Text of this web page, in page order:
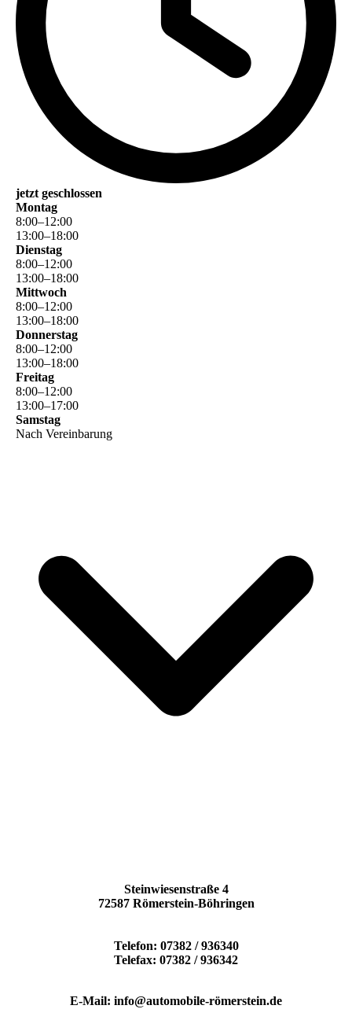
jetzt geschlossen
Montag
8:00–12:00
13:00–18:00
Dienstag
8:00–12:00
13:00–18:00
Mittwoch
8:00–12:00
13:00–18:00
Donnerstag
8:00–12:00
13:00–18:00
Freitag
8:00–12:00
13:00–17:00
Samstag
Nach Vereinbarung
Steinwiesenstraße 4
72587 Römerstein-Böhringen
Telefon: 07382 / 936340
Telefax: 07382 / 936342
E-Mail: info@automobile-römerstein.de